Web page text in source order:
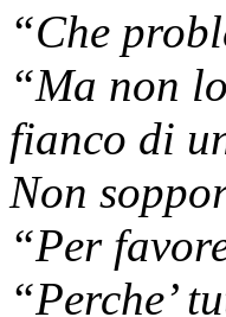
“Che
“Ma non
fianco di
Non
“Per
“Perche’